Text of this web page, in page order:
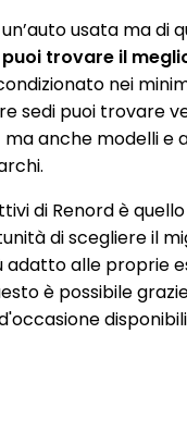
Live Traffic,
Services
con inserti grafite
Soft touch
e Vano Bagagli)
usata ma di
trovare il
nei
sedi puoi trovare
anche modelli e
di Renord è
di scegliere il
adatto alle proprie
è possibile